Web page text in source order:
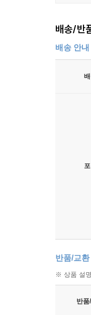
배송/반
배송 안내
반품/교환
※ 상품 설
반품